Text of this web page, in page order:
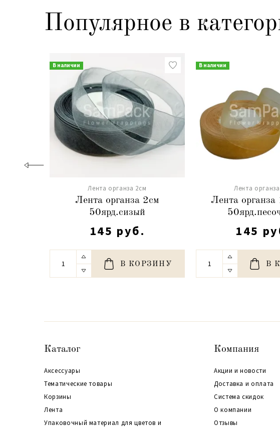
Популярное в
В наличии
Лента органза 2см
Лента органза 2см
50ярд.сизый
145 руб.
В КОРЗИНУ
В наличии
Лента
Лента
145
В
Каталог
Аксессуары
Тематические товары
Корзины
Лента
Упаковочный материал для цветов и
Компания
Акции и новости
Доставка и оплата
Система скидок
О компании
Отзывы